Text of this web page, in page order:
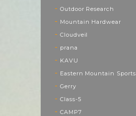
Outdoor Research
Mountain Hardwear
Cloudveil
prana
KAVU
Eastern Mountain Sports
Gerry
Class-5
CAMP7